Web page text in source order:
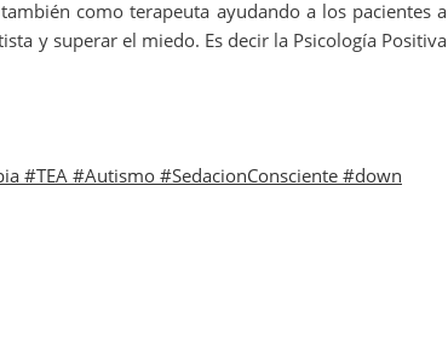
como terapeuta ayudando a los pacientes a
y superar el miedo. Es decir la Psicología Positiva
#TEA #Autismo #SedacionConsciente #down